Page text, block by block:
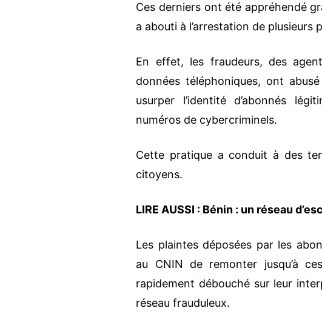
Ces derniers ont été appréhendé
a abouti à l’arrestation de plusieurs
En effet, les fraudeurs, des
données téléphoniques, ont
usurper l’identité d’abonnés
numéros de cybercriminels.
Cette pratique a conduit à des
citoyens.
LIRE AUSSI : Bénin : un réseau
Les plaintes déposées par les
au CNIN de remonter jusqu’à
rapidement débouché sur leur
réseau frauduleux.